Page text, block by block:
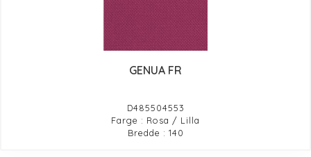
GENUA FR
D485504553
Farge : Rosa / Lilla
Bredde : 140